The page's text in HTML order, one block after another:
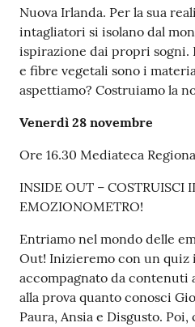
Nuova Irlanda. Per la sua
intagliatori si isolano dal
ispirazione dai propri sogni.
e fibre vegetali sono i
aspettiamo? Costruiamo la
Venerdì 28 novembre
Ore 16.30 Mediateca
INSIDE OUT – COSTRUISCI
EMOZIONOMETRO!
Entriamo nel mondo delle
Out! Inizieremo con un quiz
accompagnato da
alla prova quanto conosci
Paura, Ansia e Disgusto. Poi,